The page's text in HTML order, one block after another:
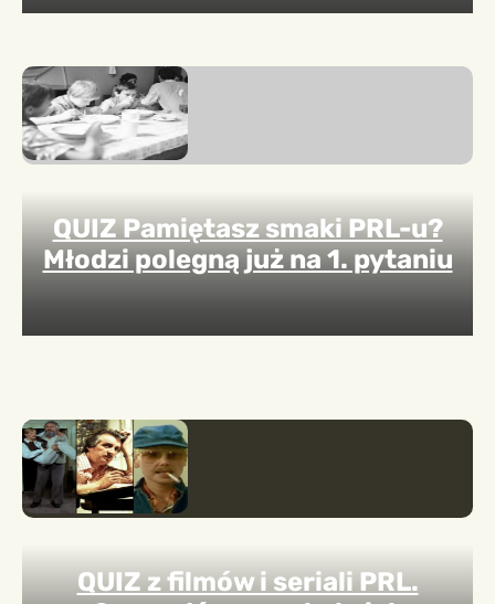
QUIZ Pamiętasz smaki PRL-u?
Młodzi polegną już na 1. pytaniu
QUIZ z filmów i seriali PRL.